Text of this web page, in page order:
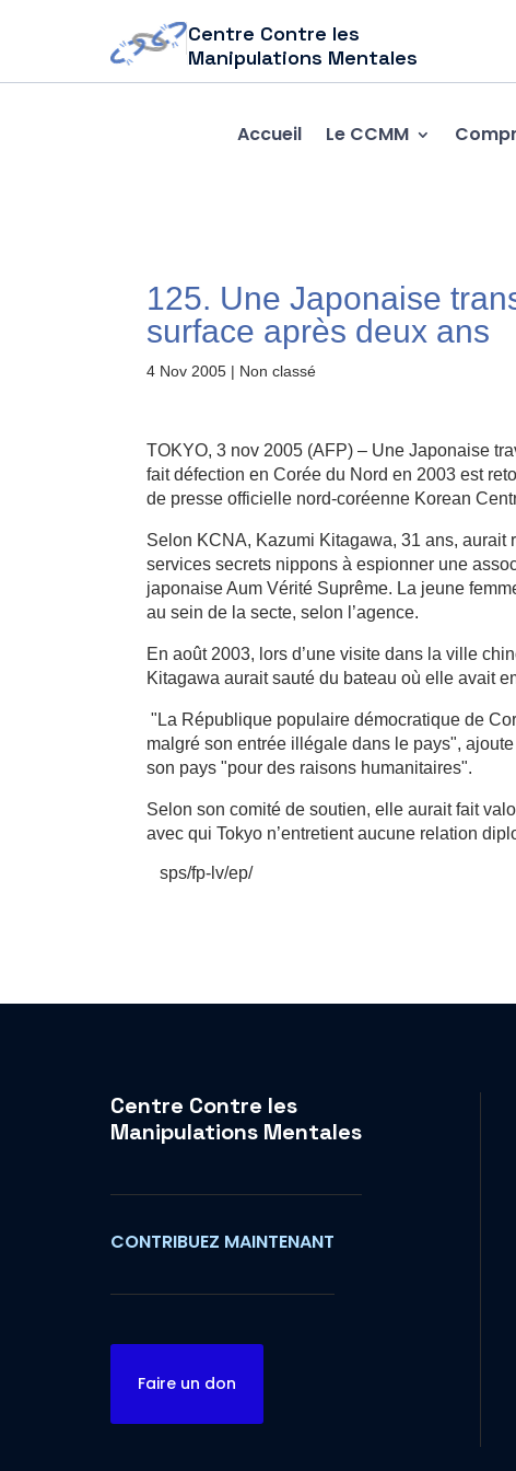
Centre Contre les
Manipulations Mentales
Accueil Le CCMM
125. Une Japonaise
surface après deux ans
4 Nov 2005 | Non classé
TOKYO, 3 nov 2005 (AFP) – Une Japonaise
fait défection en Corée du Nord en 2003 est
de presse officielle nord-coréenne Korean
Selon KCNA, Kazumi Kitagawa, 31 ans, aurait
services secrets nippons à espionner une
japonaise Aum Vérité Suprême. La jeune
au sein de la secte, selon l’agence.
En août 2003, lors d’une visite dans la ville
Kitagawa aurait sauté du bateau où elle avait
"La République populaire démocratique de
malgré son entrée illégale dans le pays",
son pays "pour des raisons humanitaires".
Selon son comité de soutien, elle aurait fait
avec qui Tokyo n’entretient aucune relation
sps/fp-lv/ep/
Centre Contre les
Manipulations Mentales
CONTRIBUEZ MAINTENANT
Faire un don